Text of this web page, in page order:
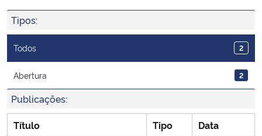
Ministério da Saúde
Ministério da Ciência, Tecnologia, Inovações e Comunicações
Tipos:
Todos 2
Abertura 2
Publicações:
Título Tipo Data